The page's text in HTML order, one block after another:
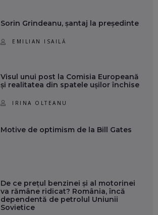
Sorin Grindeanu, șantaj la președinte
EMILIAN ISAILĂ
Visul unui post la Comisia Europeană
și realitatea din spatele ușilor închise
IRINA OLTEANU
Motive de optimism de la Bill Gates
De ce prețul benzinei și al motorinei
va rămâne ridicat? România, încă
dependentă de petrolul Uniunii
Sovietice